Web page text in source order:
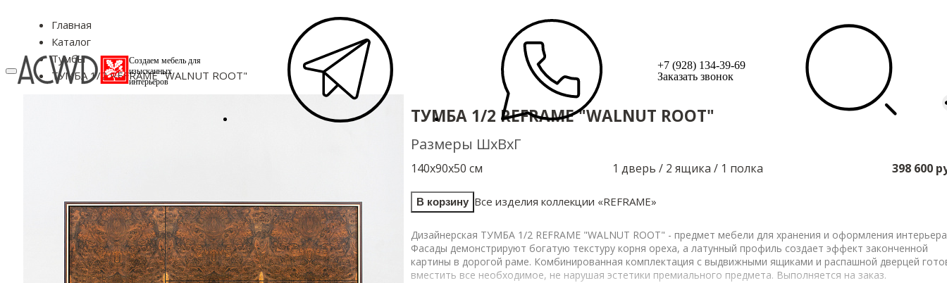
Создаем мебель для
изысканных
интерьеров
+7 (928) 134-39-69
Заказать звонок
Главная
Каталог
Тумбы
ТУМБА 1/2 REFRAME "WALNUT ROOT"
ТУМБА 1/2 REFRAME "WALNUT ROOT"
Размеры ШхВхГ
140х90х50 см 1 дверь / 2 ящика / 1 полка 398 600
В корзину Все изделия коллекции «REFRAME»
Дизайнерская ТУМБА 1/2 REFRAME "WALNUT ROOT" - предмет мебели для хранения и оформления
Фасады демонстрируют богатую текстуру корня ореха, а латунный профиль создает эффект законченной
картины в дорогой раме. Комбинированная комплектация с выдвижными ящиками и распашной дверцей
вместить все необходимое, не нарушая эстетики премиального предмета. Выполняется на заказ.